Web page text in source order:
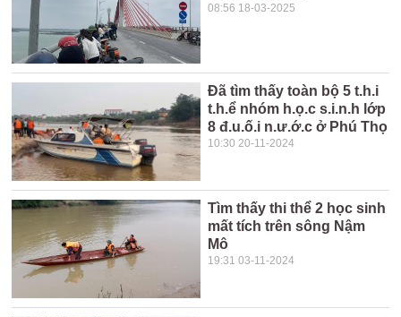
08:56 18-03-2025
Đã tìm thấy toàn bộ 5 t.h.i
t.h.ể nhóm h.ọ.c s.i.n.h lớp
8 đ.u.ố.i n.ư.ớ.c ở Phú Thọ
10:30 20-11-2024
Tìm thấy thi thể 2 học sinh
mất tích trên sông Nậm
Mô
19:31 03-11-2024